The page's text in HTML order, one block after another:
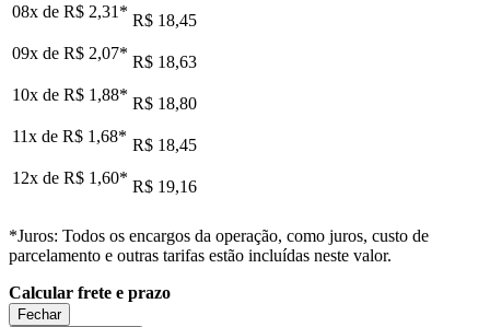
08x de R$ 2,31 * R$ 18,45
09x de R$ 2,07* R$ 18,63
10x de R$ 1,88* R$ 18,80
11x de R$ 1,68* R$ 18,45
12x de R$ 1,60* R$ 19,16
*Juros: Todos os encargos da operação, como juros, custo de
parcelamento e outras tarifas estão incluídas neste valor.
Calcular frete e prazo
Fechar